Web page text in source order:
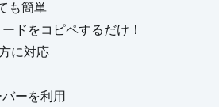
も簡単
ドをコピペするだけ！
に対応
ーを利用